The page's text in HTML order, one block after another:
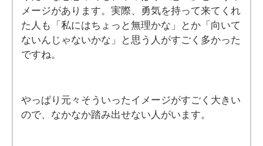
メージがあります。実際、勇気を持って来てくれ
た人も「私にはちょっと無理かな」とか「向いて
ないんじゃないかな」と思う人がすごく多かった
ですね。
やっぱり元々そういったイメージがすごく大きい
ので、なかなか踏み出せない人がいます。